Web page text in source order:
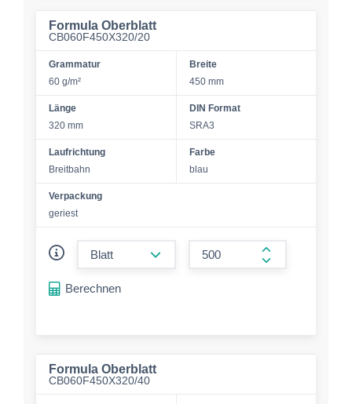
Formula Oberblatt
CB060F450X320/20
Grammatur
60 g/m²
Breite
450 mm
Länge
320 mm
DIN Format
SRA3
Laufrichtung
Breitbahn
Farbe
blau
Verpackung
geriest
form.increase-
Berechnen
Formula Oberblatt
CB060F450X320/40